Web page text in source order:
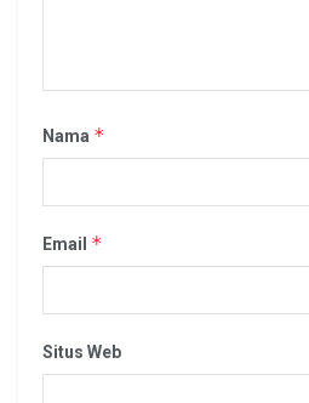
Nama *
Email *
Situs Web